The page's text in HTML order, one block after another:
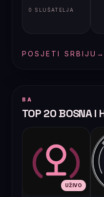
0 SLUŠATELJA
POSJETI SRBIJU →
BA
TOP 20 BOSNA I
UŽIVO